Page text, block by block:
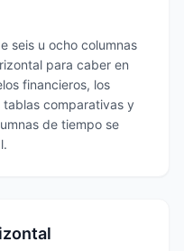
seis u ocho columnas
para caber en
financieros, los
comparativas y
de tiempo se